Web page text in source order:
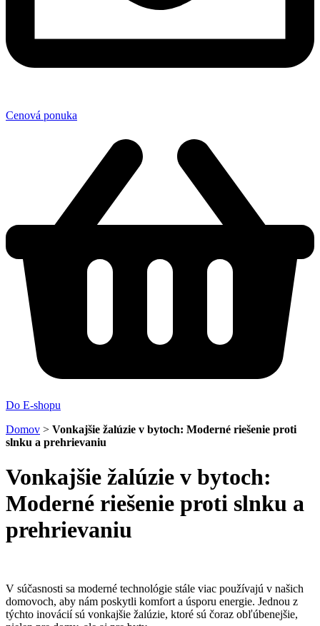
Cenová ponuka
Do E-shopu
Domov > Vonkajšie žalúzie v bytoch: Moderné riešenie proti
slnku a prehrievaniu
Vonkajšie žalúzie v bytoch:
Moderné riešenie proti slnku a
prehrievaniu
V súčasnosti sa moderné technológie stále viac používajú v našich
domovoch, aby nám poskytli komfort a úsporu energie. Jednou z
týchto inovácií sú vonkajšie žalúzie, ktoré sú čoraz obľúbenejšie,